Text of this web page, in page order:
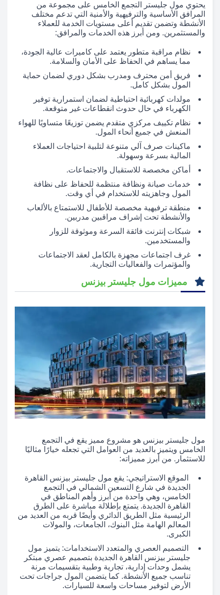
يحتوي مول جليستر التجمع الخامس على مجموعة من
المرافق الأساسية والترفيهية والأمنية التي تدعم مختلف
الأنشطة وتضمن تقديم أعلى مستويات الخدمة للعملاء
والمستثمرين. ومن أبرز هذه الخدمات والمرافق:
نظام مراقبة متطور يعتمد على كاميرات عالية الجودة،
مما يساهم في الحفاظ على الأمان والسلامة.
فريق أمن محترف ومدرب بشكل دوري لضمان حماية
المول بشكل كامل.
مولدات كهربائية احتياطية لضمان استمرارية توفير
الكهرباء في حال حدوث انقطاعات غير متوقعة.
نظام تكييف مركزي متقدم يضمن توزيعًا متساويًا للهواء
المنعش في جميع أنحاء المول.
ماكينات صرف آلي متنوعة لتلبية احتياجات العملاء
المالية بسرعة وسهولة.
أماكن مخصصة للاستقبال والاجتماعات.
خدمات صيانة ونظافة منتظمة للحفاظ على نظافة
المول وجاهزيته للاستخدام في أي وقت.
منطقة ترفيهية مخصصة للأطفال للاستمتاع بالألعاب
والأنشطة تحت إشراف مراقبين مدربين.
شبكات إنترنت فائقة السرعة وموثوقة للزوار
والمستخدمين.
غرف اجتماعات مجهزة بالكامل لعقد الاجتماعات
والمؤتمرات والفعاليات التجارية.
مميزات مول جليستر بيزنس
مول جليستر بيزنس هو مشروع مميز يقع في التجمع
الخامس ويتميز بالعديد من العوامل التي تجعله خيارًا مثاليًا
للاستثمار. من أبرز مميزاته:
الموقع الاستراتيجي: يقع مول جليستر بيزنس القاهرة
الجديدة في شارع التسعين الشمالي في التجمع
الخامس، وهي واحدة من أبرز وأهم المناطق في
القاهرة الجديدة. يتمتع بإطلالة مباشرة على الطرق
الرئيسية مثل الطريق الدائري وأيضًا قربه من العديد من
المعالم الهامة مثل البنوك، الجامعات، والمولات
الكبرى.
التصميم العصري والمتعدد الاستخدامات: يتميز مول
جليستر بيزنس القاهرة الجديدة بتصميم عصري مبتكر
يشمل وحدات إدارية، تجارية وطبية بتقسيمات مرنة
تناسب جميع الأنشطة. كما يتضمن المول جراجات تحت
الأرض لتوفير مساحات واسعة للسيارات.